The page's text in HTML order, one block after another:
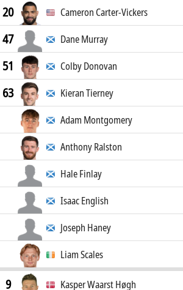
20 Cameron Carter-Vickers
47 Dane Murray
51 Colby Donovan
63 Kieran Tierney
Adam Montgomery
Anthony Ralston
Hale Finlay
Isaac English
Joseph Haney
Liam Scales
9 Kasper Waarst Høgh